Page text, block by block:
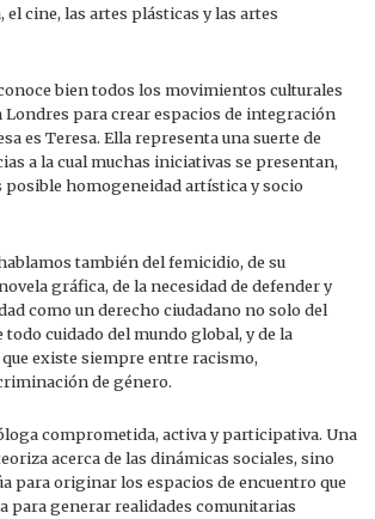
el cine, las artes plásticas y las artes
bien todos los movimientos culturales
Londres para crear espacios de integración
es Teresa. Ella representa una suerte de
a la cual muchas iniciativas se presentan,
posible homogeneidad artística y socio
también del femicidio, de su
gráfica, de la necesidad de defender y
como un derecho ciudadano no solo del
cuidado del mundo global, y de la
existe siempre entre racismo,
de género.
comprometida, activa y participativa. Una
acerca de las dinámicas sociales, sino
para originar los espacios de encuentro que
para generar realidades comunitarias